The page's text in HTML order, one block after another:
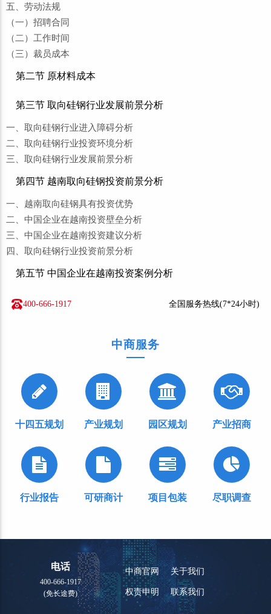
五、劳动法规
（一）招聘合同
（二）工作时间
（三）裁员成本
第二节 原材料成本
第三节 取向硅钢行业发展前景分析
一、取向硅钢行业进入障碍分析
二、取向硅钢行业投资环境分析
三、取向硅钢行业发展前景分析
第四节 越南取向硅钢投资前景分析
一、越南取向硅钢具有投资优势
二、中国企业在越南投资壁垒分析
三、中国企业在越南投资建议分析
四、取向硅钢行业投资前景分析
第五节 中国企业在越南投资案例分析
400-666-1917 全国服务热线(7*24小时)
中商服务
十四五规划 产业规划 园区规划 产业招商
行业报告 可研商计 项目包装 尽职调查
电话
400-666-1917
(免长途费)
中商官网 关于我们
权责申明 联系我们